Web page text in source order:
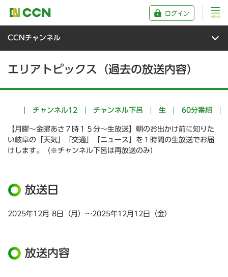
ログイン
CCNチャンネル
エリアトピックス（過去の放送内容）
チャンネル12 チャンネル下呂 生 60分番組
【月曜～金曜あさ７時１５分～生放送】朝のお出かけ前に知りた
い岐阜の「天気」「交通」「ニュース」を１時間の生放送でお届
けします。（※チャンネル下呂は再放送のみ）
放送日
2025年12月 8日（月）～2025年12月12日（金）
放送内容